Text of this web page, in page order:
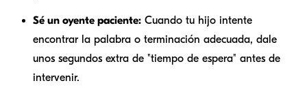
Sé un oyente paciente: Cuando tu hijo intente
encontrar la palabra o terminación adecuada, dale
unos segundos extra de "tiempo de espera" antes de
intervenir.